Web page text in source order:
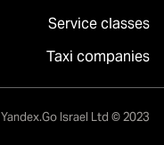
Service classes
Taxi companies
Yandex.Go Israel Ltd © 2023